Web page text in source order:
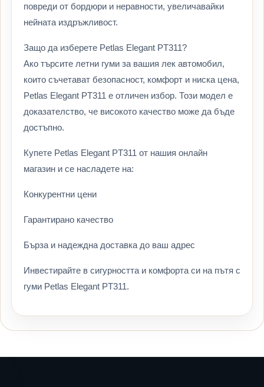
повреди от бордюри и неравности, увеличавайки
нейната издръжливост.
Защо да изберете Petlas Elegant PT311?
Ако търсите летни гуми за вашия лек автомобил,
които съчетават безопасност, комфорт и ниска цена,
Petlas Elegant PT311 е отличен избор. Този модел е
доказателство, че високото качество може да бъде
достъпно.
Купете Petlas Elegant PT311 от нашия онлайн
магазин и се насладете на:
Конкурентни цени
Гарантирано качество
Бърза и надеждна доставка до ваш адрес
Инвестирайте в сигурността и комфорта си на пътя с
гуми Petlas Elegant PT311.